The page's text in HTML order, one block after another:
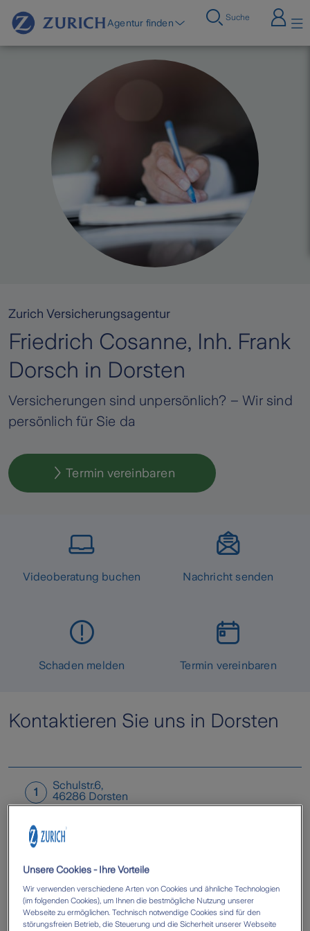
Agentur finden Suche
Zurich Versicherungsagentur
Friedrich Cosanne, Inh. Frank
Dorsch in Dorsten
Versicherungen sind unpersönlich? – Wir sind
persönlich für Sie da
Termin vereinbaren
Videoberatung buchen Nachricht senden
Schaden melden Termin vereinbaren
Kontaktieren Sie uns in Dorsten
1
Schulstr.6,
46286 Dorsten
Unsere Cookies - Ihre Vorteile
Wir verwenden verschiedene Arten von Cookies und ähnliche Technologien
(im folgenden Cookies), um Ihnen die bestmögliche Nutzung unserer
Webseite zu ermöglichen. Technisch notwendige Cookies sind für den
störungsfreien Betrieb, die Steuerung und die Sicherheit unserer Webseite